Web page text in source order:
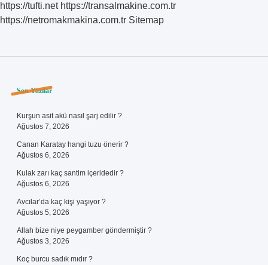
https://tufti.net https://transalmakine.com.tr
https://netromakmakina.com.tr Sitemap
Sidebar
Son Yazılar
Kurşun asit akü nasıl şarj edilir ?
Ağustos 7, 2026
Canan Karatay hangi tuzu önerir ?
Ağustos 6, 2026
Kulak zarı kaç santim içeridedir ?
Ağustos 6, 2026
Avcılar’da kaç kişi yaşıyor ?
Ağustos 5, 2026
Allah bize niye peygamber göndermiştir ?
Ağustos 3, 2026
Koç burcu sadık mıdır ?